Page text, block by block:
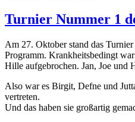
Turnier Nummer 1
Am 27. Oktober stand das
Programm. Krankheitsbedingt
Hille aufgebrochen. Jan, Joe und
Also war es Birgit, Defne und
vertreten.
Und das haben sie großartig